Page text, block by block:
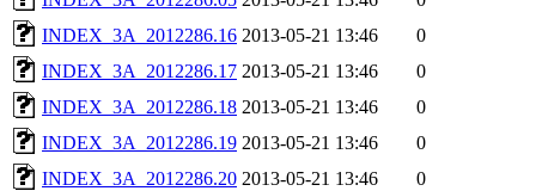
INDEX_3A_2012286.16 2013-05-21 13:46
0
INDEX_3A_2012286.17 2013-05-21 13:46
0
INDEX_3A_2012286.18 2013-05-21 13:46
0
INDEX_3A_2012286.19 2013-05-21 13:46
0
INDEX_3A_2012286.20 2013-05-21 13:46
0